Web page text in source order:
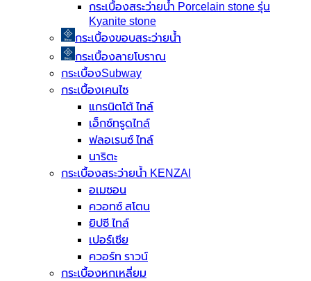
กระเบื้องสระว่ายนํ้า Porcelain stone รุ่น
Kyanite stone
กระเบื้องขอบสระว่ายน้ำ
กระเบื้องลายโบราณ
กระเบื้องSubway
กระเบื้องเคนไซ
แกรนิตโต้ ไทล์
เอ็กซ์ทรูดไทล์
ฟลอเรนซ์ ไทล์
นาริตะ
กระเบื้องสระว่ายน้ำ KENZAI
อเมซอน
ควอทซ์ สโตน
ยิปซี ไทล์
เปอร์เซีย
ควอร์ท ราวน์
กระเบื้องหกเหลี่ยม